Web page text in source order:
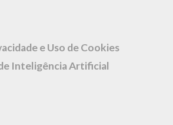
e Uso de Cookies
Inteligência Artificial